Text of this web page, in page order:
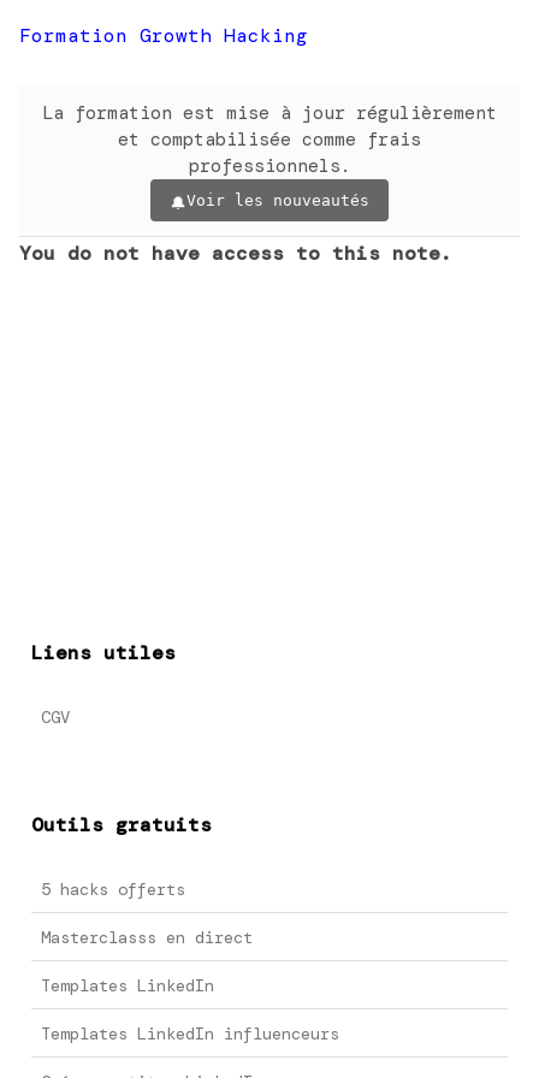
Formation Growth Hacking
La formation est mise à jour régulièrement
et comptabilisée comme frais
professionnels.
Voir les nouveautés
You do not have access to this note.
Liens utiles
CGV
Outils gratuits
5 hacks offerts
Masterclasss en direct
Templates LinkedIn
Templates LinkedIn influenceurs